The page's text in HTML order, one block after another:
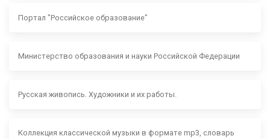
Портал "Российское образование"
Министерство образования и науки Российской Федерации
Русская живопись. Художники и их работы.
Коллекция классической музыки в формате mp3, словарь